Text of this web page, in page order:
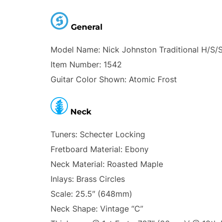
General
Model Name: Nick Johnston Traditional H/S/
Item Number: 1542
Guitar Color Shown: Atomic Frost
Neck
Tuners: Schecter Locking
Fretboard Material: Ebony
Neck Material: Roasted Maple
Inlays: Brass Circles
Scale: 25.5″ (648mm)
Neck Shape: Vintage “C”